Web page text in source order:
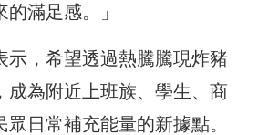
滿足感。」
示，希望透過熱騰騰現炸豬
成為附近上班族、學生、商
日常補充能量的新據點。